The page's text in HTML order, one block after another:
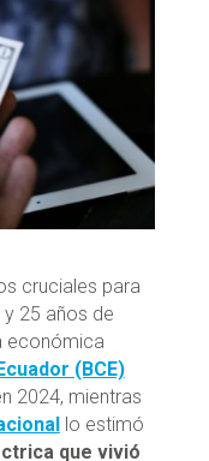
cruciales para
25 años de
económica
(BCE)
2024, mientras
lo estimó
que vivió